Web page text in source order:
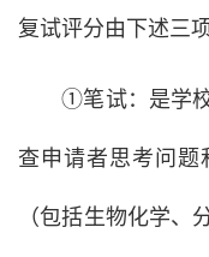
复试评分由下述三
①笔试：是学
查申请者思考问
（包括生物化学、